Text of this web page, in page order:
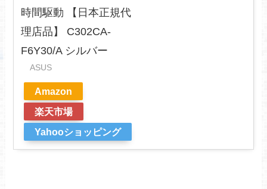
時間駆動 【日本正規代
理店品】 C302CA-
F6Y30/A シルバー
ASUS
Amazon
楽天市場
Yahooショッピング